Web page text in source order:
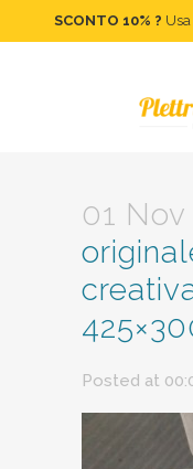
SCONTO 10% ?
01 Nov
Posted at